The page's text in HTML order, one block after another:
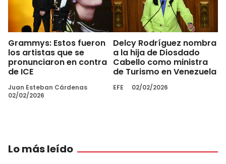
Grammys: Estos fueron
los artistas que se
pronunciaron en contra
de ICE
Juan Esteban Cárdenas
02/02/2026
Delcy Rodríguez nombra
a la hija de Diosdado
Cabello como ministra
de Turismo en Venezuela
EFE 02/02/2026
Lo más leído